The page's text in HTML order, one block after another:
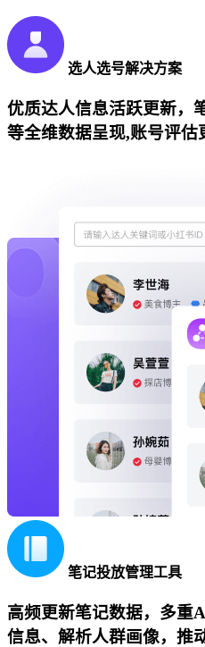
选人选号解决方案
优质达人信息活跃更新，
等全维数据呈现,账号评估
笔记投放管理工具
高频更新笔记数据，多重
信息、解析人群画像，推